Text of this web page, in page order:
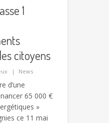
1
citoyens
News
d’une
65 000 €
»
ce 11 mai